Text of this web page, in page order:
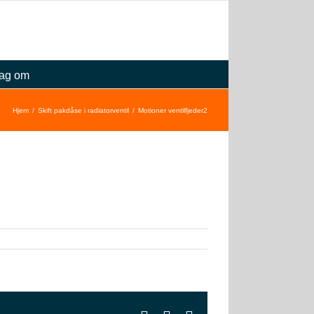
om
Hjem Skift pakdåse i radiatorventil Motioner ventilfjeder2